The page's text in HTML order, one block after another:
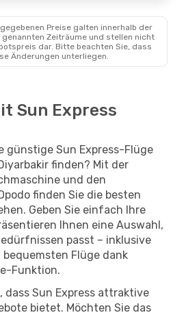
Preise galten innerhalb der
Zeiträume und stellen nicht
dar. Bitte beachten Sie, dass
Änderungen unterliegen.
Sun Express
günstige Sun Express-Flüge
finden? Mit der
und den
finden Sie die besten
Geben Sie einfach Ihre
Ihnen eine Auswahl,
passt – inklusive
Flüge dank
Funktion.
dass Sun Express attraktive
bietet. Möchten Sie das